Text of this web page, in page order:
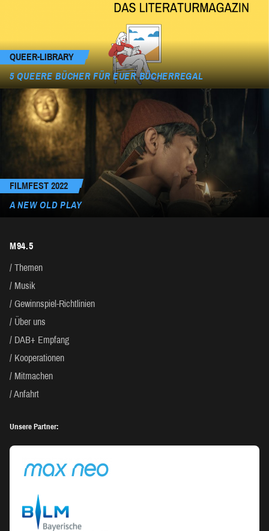
QUEER-LIBRARY
5 QUEERE BÜCHER FÜR EUER BÜCHERREGAL
FILMFEST 2022
A NEW OLD PLAY
M94.5
Themen
Musik
Gewinnspiel-Richtlinien
Über uns
DAB+ Empfang
Kooperationen
Mitmachen
Anfahrt
Unsere Partner: